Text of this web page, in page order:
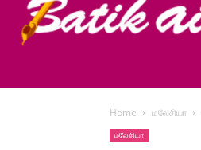
Home மலேசியா
மலேசியா